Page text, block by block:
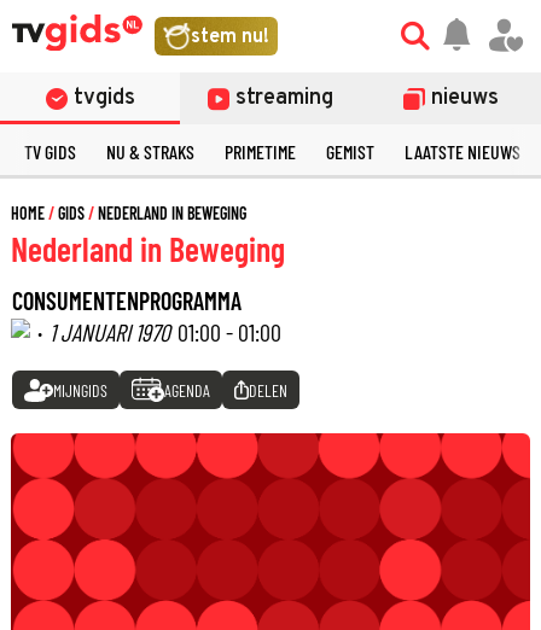
stem nu!
tvgids streaming nieuws
TV GIDS NU & STRAKS PRIMETIME GEMIST LAATSTE NIEUWS
HOME GIDS NEDERLAND IN BEWEGING
Nederland in Beweging
CONSUMENTENPROGRAMMA
· 1 JANUARI 1970 01:00 - 01:00
MIJNGIDS AGENDA DELEN